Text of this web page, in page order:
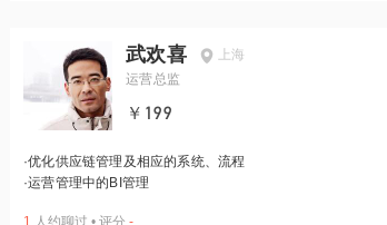
武欢喜
上海
运营总监
￥199
·优化供应链管理及相应的系统、流程
·运营管理中的BI管理
1 人约聊过 • 评分 -